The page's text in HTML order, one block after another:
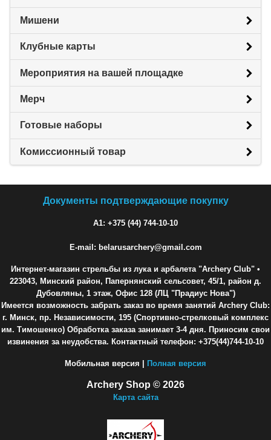
Мишени
Клубные карты
Мероприятия на вашей площадке
Мерч
Готовые наборы
Комиссионный товар
Документы подтверждающие покупку
A1: +375 (44) 744-10-10
E-mail: belarusarchery@gmail.com
Интернет-магазин стрельбы из лука и арбалета "Archery Club" •
223043, Минский район, Папернянский сельсовет, 45/1, район д.
Дубовляны, 1 этаж, Офис 128 (ЛЦ "Прадиус Нова")
Имеется возможность забрать заказ во время занятий Archery Club:
г. Минск, пр. Независимости, 195 (Спортивно-стрелковый комплекс
им. Тимошенко) Обработка заказа занимает 3-4 дня. Приносим свои
извинения за неудобства. Контактный телефон: +375(44)744-10-10
Мобильная версия | Полная версия
Archery Shop © 2026
Карта сайта